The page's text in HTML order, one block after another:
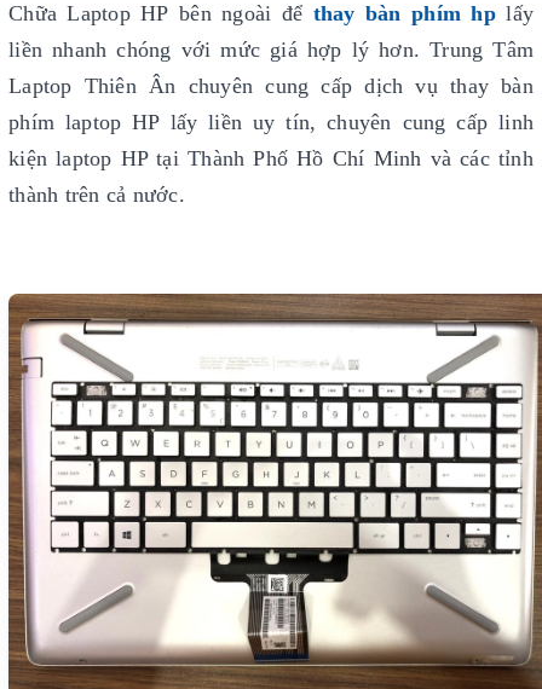
Chữa Laptop HP bên ngoài để thay bàn phím hplấy
liền nhanh chóng với mức giá hợp lý hơn. Trung Tâm
Laptop Thiên Ân chuyên cung cấp dịch vụ thay bàn
phím laptop HP lấy liền uy tín, chuyên cung cấp linh
kiện laptop HP tại Thành Phố Hồ Chí Minh và các tỉnh
thành trên cả nước.